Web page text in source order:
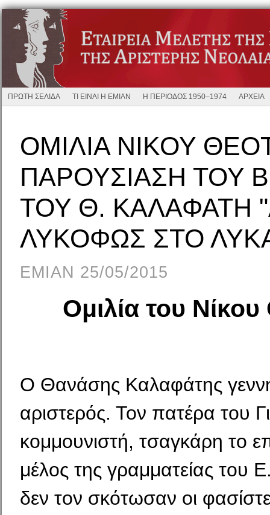
ΠΡΩΤΗ ΣΕΛΙΔΑ ΤΙ ΕΙΝΑΙ Η ΕΜΙΑΝ Η ΠΕΡΙΟΔΟΣ 1950–1974 ΑΡΧΕΙΑ
ΟΜΙΛΙΑ ΝΙΚΟΥ
ΠΑΡΟΥΣΙΑΣΗ ΤΟΥ
ΤΟΥ Θ. ΚΑΛΑΦΑΤΗ
ΛΥΚΟΦΩΣ ΣΤΟ
EMIAN 25/05/2015
Ομιλία του
Ο Θανάσης Καλαφάτης
αριστερός. Τον πατέρα του
κομμουνιστή, τσαγκάρη το
μέλος της γραμματείας του
δεν τον σκότωσαν οι